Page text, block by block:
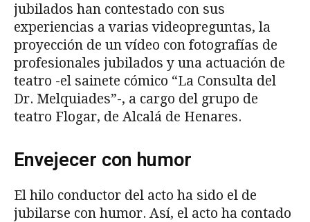
jubilados han contestado con sus
experiencias a varias videopreguntas, la
proyección de un vídeo con fotografías de
profesionales jubilados y una actuación de
teatro -el sainete cómico “La Consulta del
Dr. Melquiades”-, a cargo del grupo de
teatro Flogar, de Alcalá de Henares.
Envejecer con humor
El hilo conductor del acto ha sido el de
jubilarse con humor. Así, el acto ha contado